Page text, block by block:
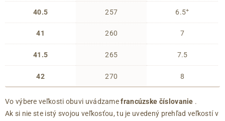
40.5
41
41.5
42
257
260
265
270
6.5+
7
7.5
8
Vo výbere veľkosti obuvi uvádzamefrancúzske číslovanie .
Ak si nie ste istý svojou veľkosťou, tu je uvedený prehľad veľkostí v